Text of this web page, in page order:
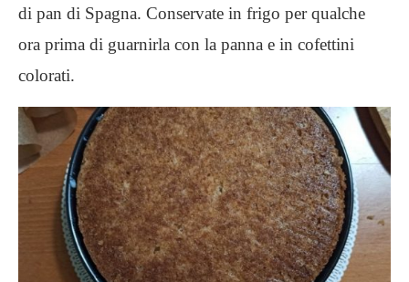
di pan di Spagna. Conservate in frigo per qualche
ora prima di guarnirla con la panna e in cofettini
colorati.